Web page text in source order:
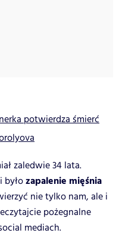
potwierdza śmierć
zaledwie 34 lata.
byłozapalenie mięśnia
nie tylko nam, ale i
pożegnalne
mediach.